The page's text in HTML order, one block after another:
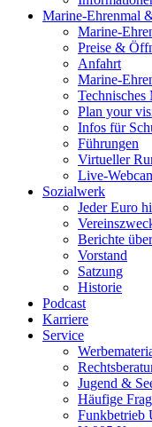
Marine-Ehrenmal
Marine-
Preise &
Anfahrt
Marine-
Plan your
Infos für
Führungen
Virtueller
Live-
Sozialwerk
Jeder Euro
Berichte
Vorstand
Satzung
Historie
Podcast
Karriere
Service
Jugend &
Häufige
Funkbetrieb